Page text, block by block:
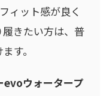
ィット感が良く
きたい方は、普
す。
evoウォータープ